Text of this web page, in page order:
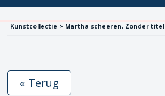
Kunstcollectie > Martha scheeren, Zonder titel
« Terug